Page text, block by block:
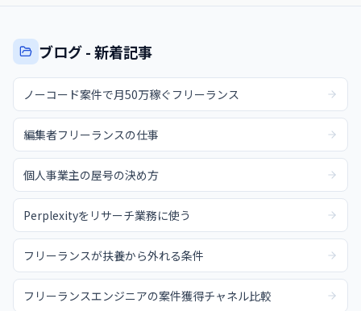
ブログ - 新着記事
ノーコード案件で月50万稼ぐフリーランス
編集者フリーランスの仕事
個人事業主の屋号の決め方
Perplexityをリサーチ業務に使う
フリーランスが扶養から外れる条件
フリーランスエンジニアの案件獲得チャネル比較